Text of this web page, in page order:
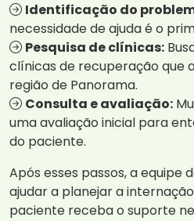
Identificação do
necessidade de ajuda é o
Pesquisa de clínicas:
clínicas de recuperação que
região de Panorama.
Consulta e avaliação:
uma avaliação inicial para
do paciente.
Após esses passos, a equipe
ajudar a planejar a
paciente receba o suporte